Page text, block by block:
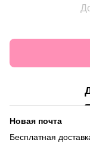
Новая почта
Бесплатная